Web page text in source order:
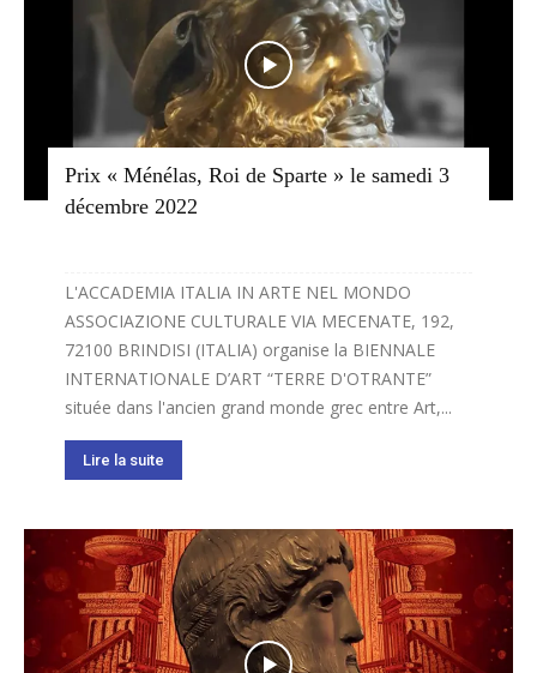
Prix « Ménélas, Roi de Sparte » le samedi 3
décembre 2022
L'ACCADEMIA ITALIA IN ARTE NEL MONDO
ASSOCIAZIONE CULTURALE VIA MECENATE, 192,
72100 BRINDISI (ITALIA) organise la BIENNALE
INTERNATIONALE D’ART “TERRE D'OTRANTE”
située dans l'ancien grand monde grec entre Art,...
Lire la suite